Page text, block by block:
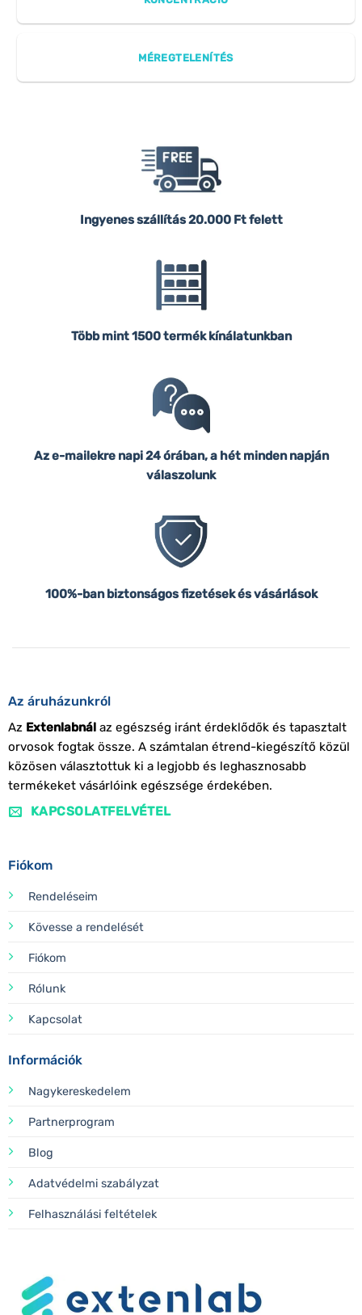
MÉREGTELENÍTÉS
Ingyenes szállítás20.000 Ft felett
Több mint 1500 termék kínálatunkban
Az e-mailekre napi 24 órában, a hét minden napján
válaszolunk
100%-ban biztonságos fizetések és vásárlások
Az áruházunkról
Az Extenlabnálaz egészség iránt érdeklődők és tapasztalt
orvosok fogtak össze. A számtalan étrend-kiegészítő közül
közösen választottuk ki a legjobb és leghasznosabb
termékeket vásárlóink egészsége érdekében.
KAPCSOLATFELVÉTEL
Fiókom
Rendeléseim
Kövesse a rendelését
Fiókom
Rólunk
Kapcsolat
Információk
Nagykereskedelem
Partnerprogram
Blog
Adatvédelmi szabályzat
Felhasználási feltételek